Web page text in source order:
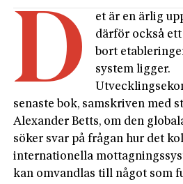
D
et är en ärlig
därför också
bort
system ligger.
senaste bok, samskriven med
Alexander Betts, om den
söker svar på frågan hur det
internationella
kan omvandlas till något som